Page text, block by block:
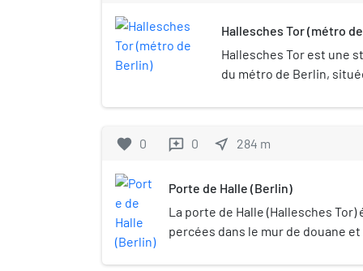
Hallesches Tor (métro
Hallesches Tor est une
du métro de Berlin,
favorite 0 reviews 0 near_me 284 m
Porte de Halle (Berlin)
La porte de Halle (Hallesches
percées dans le mur de douane